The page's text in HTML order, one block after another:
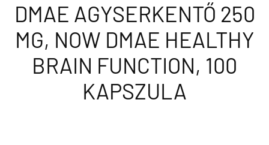
DMAE AGYSERKENTŐ 250
MG, NOW DMAE HEALTHY
BRAIN FUNCTION, 100
KAPSZULA